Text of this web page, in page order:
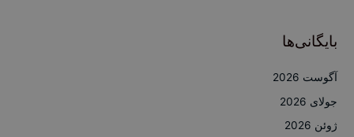
بایگانی‌ها
آگوست 2026
جولای 2026
ژوئن 2026